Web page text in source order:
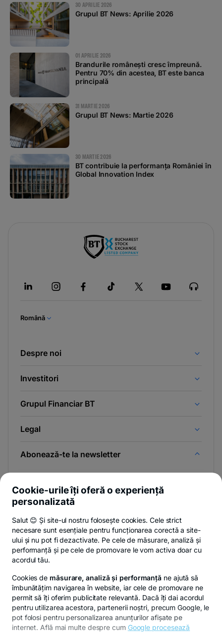
30 APRILIE 2026
Grupul BT News: Aprilie 2026
01 APRILIE 2026
Brandurile românești cresc împreună.
Pentru 70% din acestea, BT este banca
principală
31 MARTIE 2026
Grupul BT News: Martie 2026
30 MARTIE 2026
BT contribuie la performanța României în
Global Innovation Index
Română
Despre noi
Investitori
Grupul Financiar BT
Legal
Abonează-te la newsletter
Și afli primul noutățile de pe Newsroom & Blogul BT.
Poți renunța oricând,vezi detalii.
Privacy Hub Politica de confidențialitate Politica de cookies
© Copyright 2026 Banca Transilvania. Toate drepturile
rezervate.
Cookie-urile îți oferă o experiență
personalizată
Salut 😊 Și site-ul nostru folosește cookies. Cele strict
necesare sunt esențiale pentru funcționarea corectă a site-
ului și nu pot fi dezactivate. Pe cele de măsurare, analiză și
performanță și pe cele de promovare le vom activa doar cu
acordul tău.
Cookies de măsurare, analiză și performanță ne ajută să
îmbunătățim navigarea în website, iar cele de promovare ne
permit să îți oferim publicitate relevantă. Dacă îți dai acordul
pentru utilizarea acestora, partenerii noștri, precum Google, le
pot folosi pentru personalizarea anunțurilor afișate pe
internet. Află mai multe despre cum Google procesează